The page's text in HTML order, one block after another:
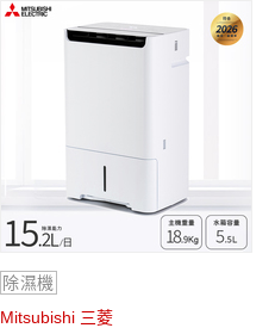
除濕機
Mitsubishi 三菱